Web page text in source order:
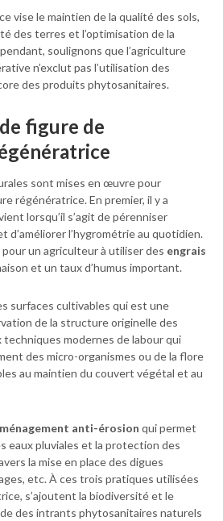
vise le maintien de la qualité des sols,
des terres et l’optimisation de la
soulignons que l’agriculture
n’exclut pas l’utilisation des
des produits phytosanitaires.
figure de
sont mises en œuvre pour
régénératrice. En premier, il y a
lorsqu’il s’agit de pérenniser
d’améliorer l’hygrométrie au quotidien.
un agriculteur à utiliser des engrais
et un taux d’humus important.
surfaces cultivables qui est une
de la structure originelle des
techniques modernes de labour qui
des micro-organismes ou de la flore
au maintien du couvert végétal et au
anti-érosion qui permet
eaux pluviales et la protection des
la mise en place des digues
etc. À ces trois pratiques utilisées
s’ajoutent la biodiversité et le
des intrants phytosanitaires naturels